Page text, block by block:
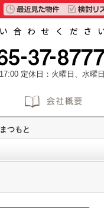
定休日：火曜日、水曜日
つもと